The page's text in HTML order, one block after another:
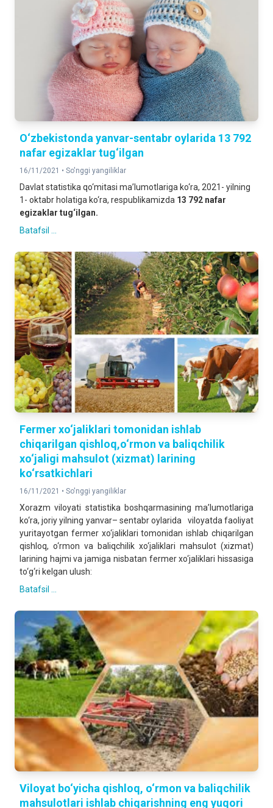
O‘zbekistonda yanvar-sentabr oylarida 13 792
nafar egizaklar tug‘ilgan
16/11/2021 • So'nggi yangiliklar
Davlat statistika qo‘mitasi ma’lumotlariga ko‘ra, 2021- yilning
1- oktabr holatiga ko‘ra, respublikamizda 13 792 nafar
egizaklar tug‘ilgan.
Batafsil ...
Fermer xo‘jaliklari tomonidan ishlab
chiqarilgan qishloq,o‘rmon va baliqchilik
xo‘jaligi mahsulot (xizmat) larining
ko‘rsatkichlari
16/11/2021 • So'nggi yangiliklar
Xorazm viloyati statistika boshqarmasining ma’lumotlariga
ko‘ra, joriy yilning yanvar– sentabr oylarida viloyatda faoliyat
yuritayotgan fermer xo‘jaliklari tomonidan ishlab chiqarilgan
qishloq, o‘rmon va baliqchilik xo‘jaliklari mahsulot (xizmat)
larining hajmi va jamiga nisbatan fermer xo‘jaliklari hissasiga
to‘g‘ri kelgan ulush:
Batafsil ...
Viloyat bo‘yicha qishloq, o‘rmon va baliqchilik
mahsulotlari ishlab chiqarishning eng yuqori